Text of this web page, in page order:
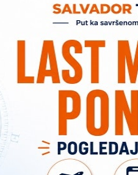
iz Subotice, Sombora – 25€;
iz Šabaca, Kikinde,
iz Novog Sada i Alibunara –
iz Pančeva – 10€.
cena prevoza u odnosnu
iz Jagodine umanjenje je 5€,
iz Niša, Leskovca i Vranja
do i od Beograda mogu biti
pravi raspored sedenja
sa decom).
NAPOMENE:
korišćenja smeštajne jedinice
– studia) zadnjeg dana
jednom u toku smene.
da prilikom ulaska u smeštaj,
da nadoknadi vlasniku objekta
predstavniku, tretiraće se kao